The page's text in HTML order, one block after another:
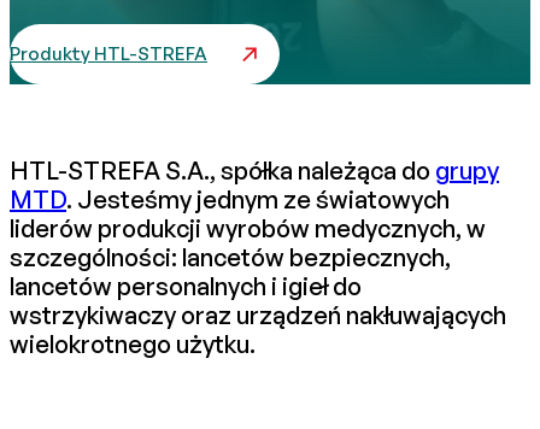
Produkty HTL-STREFA
HTL-STREFA S.A., spółka należąca do grupy
MTD. Jesteśmy jednym ze światowych
liderów produkcji wyrobów medycznych, w
szczególności: lancetów bezpiecznych,
lancetów personalnych i igieł do
wstrzykiwaczy oraz urządzeń nakłuwających
wielokrotnego użytku.